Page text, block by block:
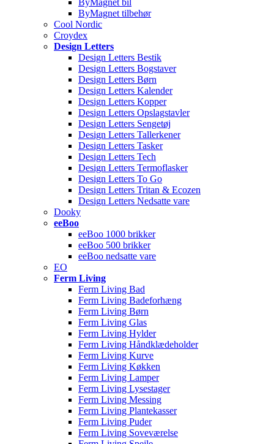
ByMagnet bil
ByMagnet tilbehør
Cool Nordic
Croydex
Design Letters
Design Letters Bestik
Design Letters Bogstaver
Design Letters Børn
Design Letters Kalender
Design Letters Kopper
Design Letters Opslagstavler
Design Letters Sengetøj
Design Letters Tallerkener
Design Letters Tasker
Design Letters Tech
Design Letters Termoflasker
Design Letters To Go
Design Letters Tritan & Ecozen
Design Letters Nedsatte vare
Dooky
eeBoo
eeBoo 1000 brikker
eeBoo 500 brikker
eeBoo nedsatte vare
EO
Ferm Living
Ferm Living Bad
Ferm Living Badeforhæng
Ferm Living Børn
Ferm Living Glas
Ferm Living Hylder
Ferm Living Håndklædeholder
Ferm Living Kurve
Ferm Living Køkken
Ferm Living Lamper
Ferm Living Lysestager
Ferm Living Messing
Ferm Living Plantekasser
Ferm Living Puder
Ferm Living Soveværelse